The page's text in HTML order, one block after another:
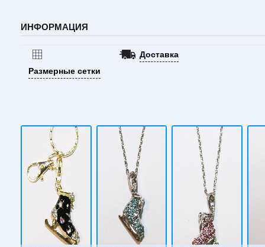
ИНФОРМАЦИЯ
Размерные сетки
Доставка